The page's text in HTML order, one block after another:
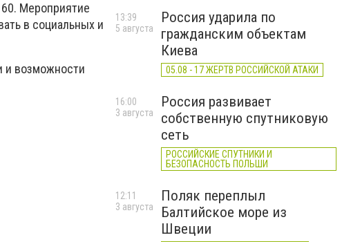
Мероприятие
в социальных и
и возможности
Россия ударила по
гражданским объектам
Киева
05.08 - 17 ЖЕРТВ РОССИЙСКОЙ АТАКИ
13:39
5 августа
Россия развивает
собственную спутниковую
сеть
РОССИЙСКИЕ СПУТНИКИ И
БЕЗОПАСНОСТЬ ПОЛЬШИ
16:00
3 августа
Поляк переплыл
Балтийское море из
Швеции
12:11
3 августа